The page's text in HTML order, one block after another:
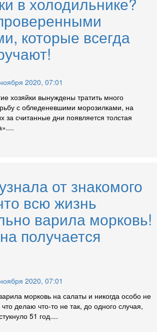
которые всегда
2020, 07:01
хозяйки вынуждены тратить много
с обледеневшими морозилками, на
за считанные дни появляется толстая
от знакомого
всю жизнь
варила морковь!
получается
2020, 07:01
морковь на салаты и никогда особо не
делаю что-то не так, до одного случая,
51 год....